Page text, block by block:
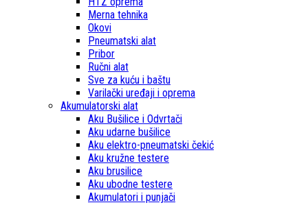
Merna tehnika
Okovi
Pneumatski alat
Pribor
Ručni alat
Sve za kuću i baštu
Varilački uređaji i oprema
Akumulatorski alat
Aku Bušilice i Odvrtači
Aku udarne bušilice
Aku elektro-pneumatski čekić
Aku kružne testere
Aku brusilice
Aku ubodne testere
Akumulatori i punjači